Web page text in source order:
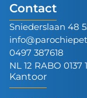
Contact
Sniederslaan 48
0497 387618
NL 12 RABO 0137
Kantoor